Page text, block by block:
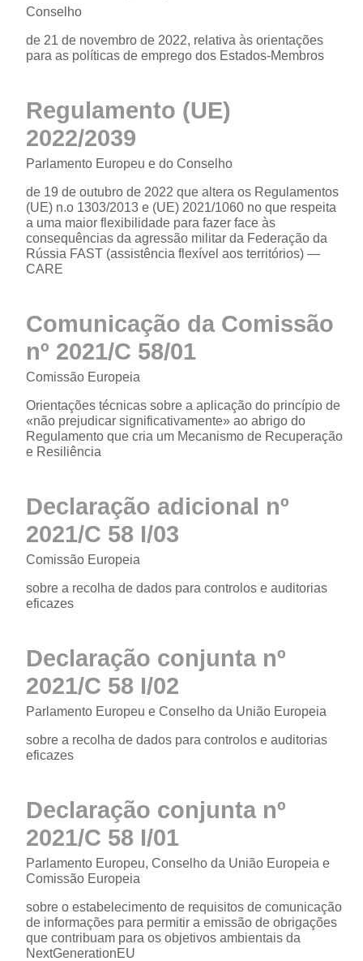
Conselho
de 21 de novembro de 2022, relativa às orientações
para as políticas de emprego dos Estados-Membros
Regulamento (UE)
2022/2039
Parlamento Europeu e do Conselho
de 19 de outubro de 2022 que altera os Regulamentos
(UE) n.o 1303/2013 e (UE) 2021/1060 no que respeita
a uma maior flexibilidade para fazer face às
consequências da agressão militar da Federação da
Rússia FAST (assistência flexível aos territórios) —
CARE
Comunicação da Comissão
nº 2021/C 58/01
Comissão Europeia
Orientações técnicas sobre a aplicação do princípio de
«não prejudicar significativamente» ao abrigo do
Regulamento que cria um Mecanismo de Recuperação
e Resiliência
Declaração adicional nº
2021/C 58 I/03
Comissão Europeia
sobre a recolha de dados para controlos e auditorias
eficazes
Declaração conjunta nº
2021/C 58 I/02
Parlamento Europeu e Conselho da União Europeia
sobre a recolha de dados para controlos e auditorias
eficazes
Declaração conjunta nº
2021/C 58 I/01
Parlamento Europeu, Conselho da União Europeia e
Comissão Europeia
sobre o estabelecimento de requisitos de comunicação
de informações para permitir a emissão de obrigações
que contribuam para os objetivos ambientais da
NextGenerationEU